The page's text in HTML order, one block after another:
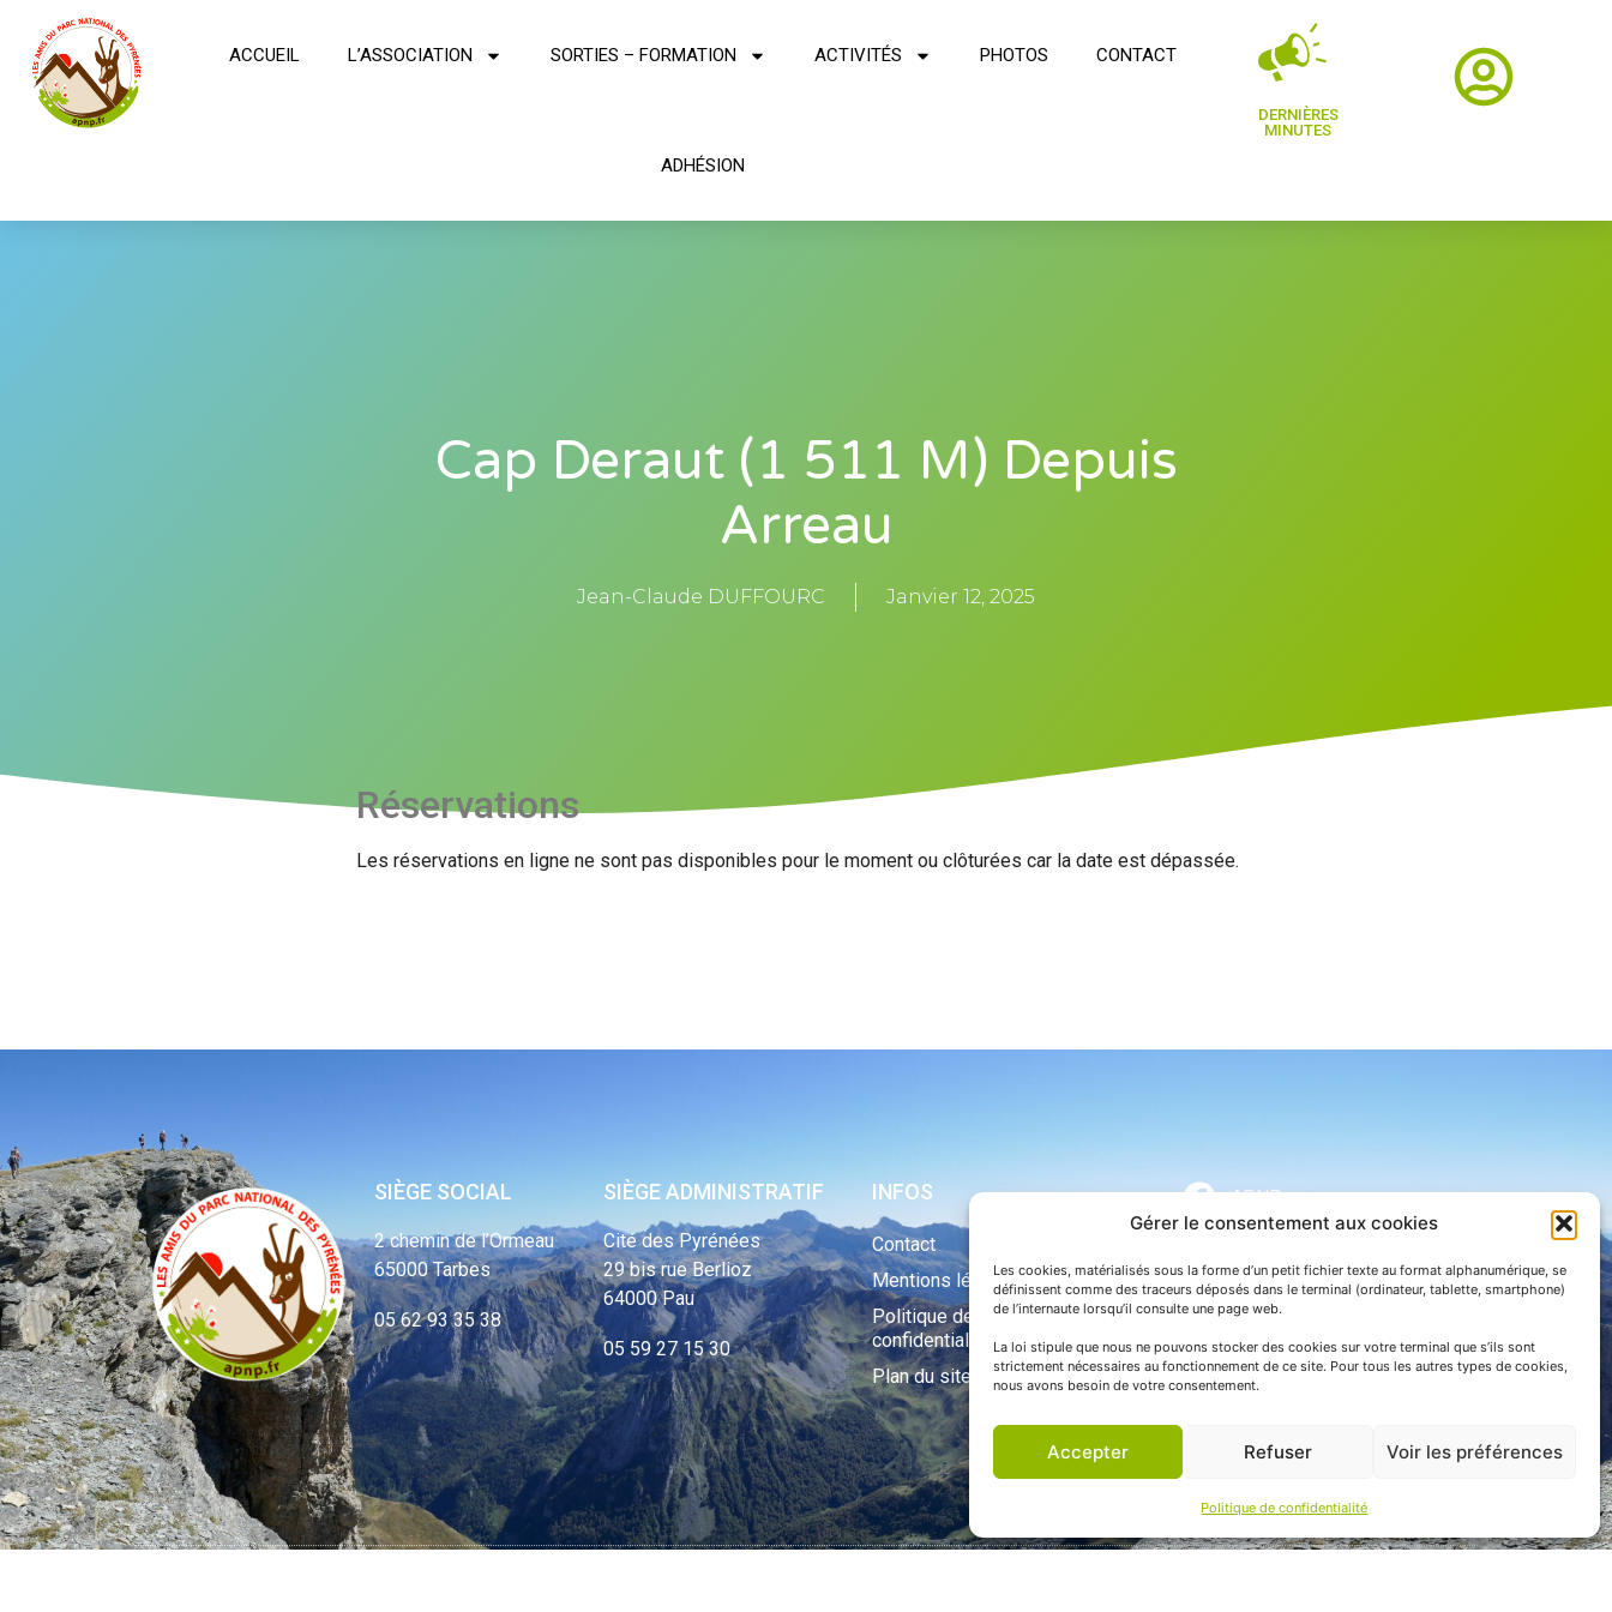
Gérer le consentement aux cookies
Les cookies, matérialisés sous la forme d’un petit fichier texte au format alphanumérique, se
définissent comme des traceurs déposés dans le terminal (ordinateur, tablette, smartphone)
de l’internaute lorsqu’il consulte une page web.
La loi stipule que nous ne pouvons stocker des cookies sur votre terminal que s’ils sont
strictement nécessaires au fonctionnement de ce site. Pour tous les autres types de cookies,
nous avons besoin de votre consentement.
Accepter Refuser Voir les préférences
Politique de confidentialité
ACCUEIL L’ASSOCIATION SORTIES – FORMATION ACTIVITÉS PHOTOS CONTACT
ADHÉSION
DERNIÈRES
MINUTES
Cap Deraut (1 511 M) Depuis
Arreau
Jean-Claude DUFFOURC Janvier 12, 2025
Réservations
Les réservations en ligne ne sont pas disponibles pour le moment ou clôturées car la date est dépassée.
SIÈGE SOCIAL
2 chemin de l’Ormeau
65000 Tarbes
05 62 93 35 38
SIÈGE ADMINISTRATIF
Cité des Pyrénées
29 bis rue Berlioz
64000 Pau
05 59 27 15 30
INFOS
Contact
Mentions légales
Politique de
confidentialité
Plan du site
APNP
Parc national des Pyrénées